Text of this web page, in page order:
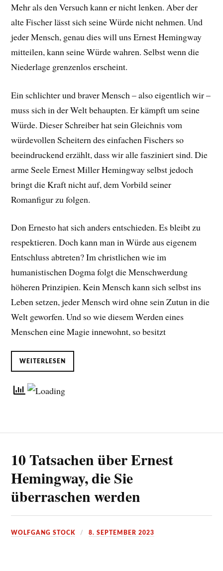
Mehr als den Versuch kann er nicht lenken. Aber der
alte Fischer lässt sich seine Würde nicht nehmen. Und
jeder Mensch, genau dies will uns Ernest Hemingway
mitteilen, kann seine Würde wahren. Selbst wenn die
Niederlage grenzenlos erscheint.
Ein schlichter und braver Mensch – also eigentlich wir –
muss sich in der Welt behaupten. Er kämpft um seine
Würde. Dieser Schreiber hat sein Gleichnis vom
würdevollen Scheitern des einfachen Fischers so
beeindruckend erzählt, dass wir alle fasziniert sind. Die
arme Seele Ernest Miller Hemingway selbst jedoch
bringt die Kraft nicht auf, dem Vorbild seiner
Romanfigur zu folgen.
Don Ernesto hat sich anders entschieden. Es bleibt zu
respektieren. Doch kann man in Würde aus eigenem
Entschluss abtreten? Im christlichen wie im
humanistischen Dogma folgt die Menschwerdung
höheren Prinzipien. Kein Mensch kann sich selbst ins
Leben setzen, jeder Mensch wird ohne sein Zutun in die
Welt geworfen. Und so wie diesem Werden eines
Menschen eine Magie innewohnt, so besitzt
WEITERLESEN
10 Tatsachen über Ernest
Hemingway, die Sie
überraschen werden
WOLFGANG STOCK 8. SEPTEMBER 2023